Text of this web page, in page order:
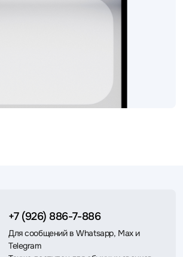
+7 (926) 886-7-886
Для сообщений в Whatsapp, Max и
Telegram